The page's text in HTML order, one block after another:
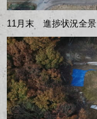
11月末 進捗状況全景